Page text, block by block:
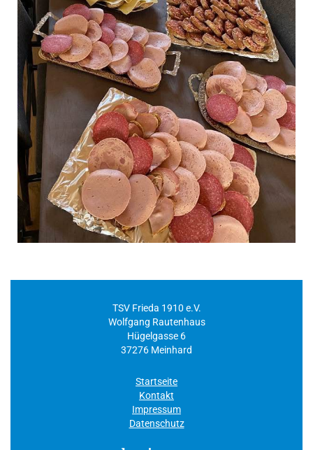
TSV Frieda 1910 e.V.
Wolfgang Rautenhaus
Hügelgasse 6
37276 Meinhard
Startseite
Kontakt
Impressum
Datenschutz